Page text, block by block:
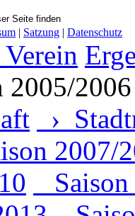
| Satzung | Datenschutz
2005/2006
›
2007/
Saison